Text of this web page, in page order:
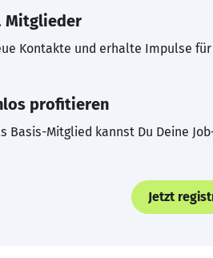
Mitglieder
Kontakte und erhalte Impulse
profitieren
Basis-Mitglied kannst Du Deine
Jetzt